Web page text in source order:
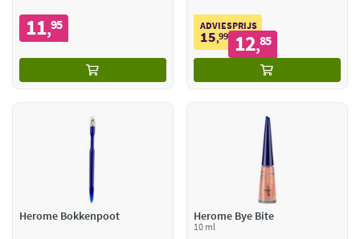
11,95 ADVIESPRIJS
15,99 12,85
Herome Bokkenpoot Herome Bye Bite
10 ml